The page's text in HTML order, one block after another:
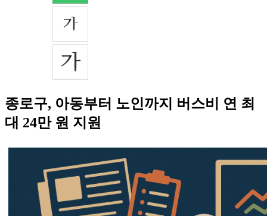
종로구, 아동부터 노인까지 버스비 연 최
대 24만 원 지원